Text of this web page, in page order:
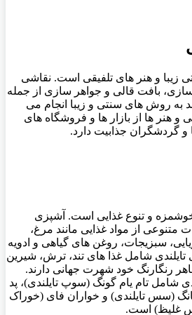
زیبا و هنر های تلفیقی است. نقاشی
بافت قالی و جواهر سازی از جمله
به روش‌ های سنتی و زیبا انجام می‌
و هنر ها از بازار ها و فروشگاه‌ های
گردشگران جذابیت دارد.
خوشمزه و تنوع غذایی است. آشپزی
متنوعی از مواد غذایی مانند مرغ،
سبزیجات، روغن ‌های گیاهی و ادویه
تایلندی شامل غذا های تند، ترش، شیرین
رنگارنگ خود شهرت جهانی دارند.
شامل تام یام گونگ (سوپ تایلندی)، پد
(سس تایلندی) و خواران فای (خوراک
غلیظ) است.